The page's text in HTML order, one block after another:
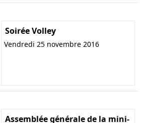
Soirée Volley
Vendredi 25 novembre 2016
Assemblée générale de la mini-